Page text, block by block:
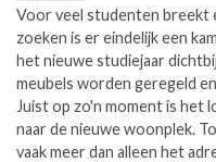
Voor veel studenten breekt
zoeken is er eindelijk een
het nieuwe studiejaar
meubels worden geregeld
Juist op zo'n moment is het
naar de nieuwe woonplek.
vaak meer dan alleen het